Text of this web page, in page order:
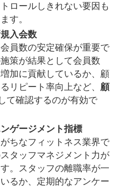
ロールしきれない要因も
す。
入会数
員数の安定確保が重要で
策が結果として会員数
加に貢献しているか、顧
リピート率向上など、 顧
て確認するのが有効で
ゲージメント指標
ちなフィットネス業界で
タッフマネジメント力が
。スタッフの離職率が一
るか、定期的なアンケー